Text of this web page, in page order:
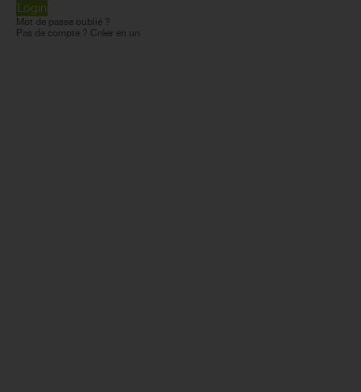
Login
Mot de passe oublié ?
Pas de compte ? Créer en un